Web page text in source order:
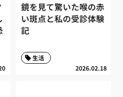
鏡を見て驚いた喉の赤
い斑点と私の受診体験
記
2026.02.18
生活